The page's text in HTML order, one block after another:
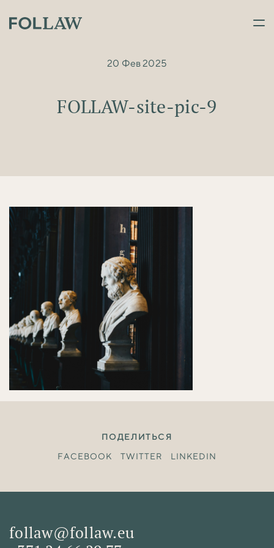
20 Фев 2025
FOLLAW-site-pic-9
ПОДЕЛИТЬСЯ
FACEBOOK
TWITTER LINKEDIN
follaw@follaw.eu